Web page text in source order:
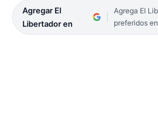
Agregar El
Libertador en
Agrega El
preferidos